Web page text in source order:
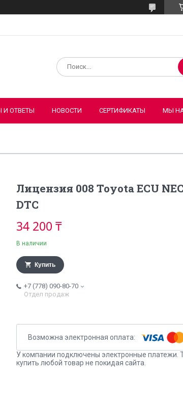
И ОТВЕТЫ НОВОСТИ СЕРТИФИКАТЫ МЫ НА
Лицензия 008 Toyota ECU
DTC
34 200 ₸
В наличии
Купить
+7 (778) 090-80-70
Отдел продаж
У компании подключены электронные платежи.
купить любой товар не покидая сайта.